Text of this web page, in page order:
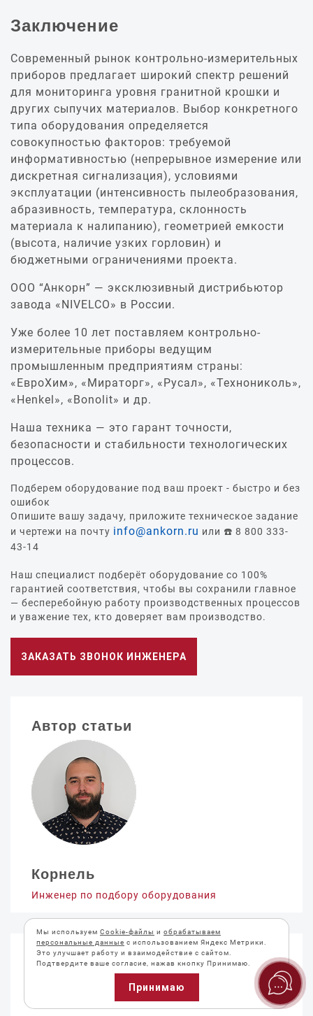
Заключение
Современный рынок контрольно-измерительных
приборов предлагает широкий спектр решений
для мониторинга уровня гранитной крошки и
других сыпучих материалов. Выбор конкретного
типа оборудования определяется
совокупностью факторов: требуемой
информативностью (непрерывное измерение или
дискретная сигнализация), условиями
эксплуатации (интенсивность пылеобразования,
абразивность, температура, склонность
материала к налипанию), геометрией емкости
(высота, наличие узких горловин) и
бюджетными ограничениями проекта.
ООО “Анкорн” — эксклюзивный дистрибьютор
завода «NIVELCO» в России.
Уже более 10 лет поставляем контрольно-
измерительные приборы ведущим
промышленным предприятиям страны:
«ЕвроХим», «Мираторг», «Русал», «Технониколь»,
«Henkel», «Bonolit» и др.
Наша техника — это гарант точности,
безопасности и стабильности технологических
процессов.
Подберем оборудование под ваш проект - быстро и без
ошибок
Опишите вашу задачу, приложите техническое задание
и чертежи на почту info@ankorn.ru или ☎️ 8 800 333-
43-14
Наш специалист подберёт оборудование со 100%
гарантией соответствия, чтобы вы сохранили главное
— бесперебойную работу производственных процессов
и уважение тех, кто доверяет вам производство.
ЗАКАЗАТЬ ЗВОНОК ИНЖЕНЕРА
Автор статьи
Корнель
Инженер по подбору оборудования
Вам подойдут
Мы используем Cookie-файлы и обрабатываем
персональные данные с использованием Яндекс Метрики.
Это улучшает работу и взаимодействие с сайтом.
Подтвердите ваше согласие, нажав кнопку Принимаю.
Принимаю